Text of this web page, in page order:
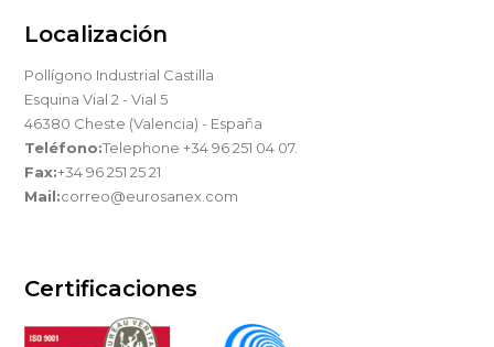
Localización
Pollígono Industrial Castilla
Esquina Vial 2 - Vial 5
46380 Cheste (Valencia) - España
Teléfono:Telephone +34 96 251 04 07.
Fax:+34 96 251 25 21
Mail:correo@eurosanex.com
Certificaciones